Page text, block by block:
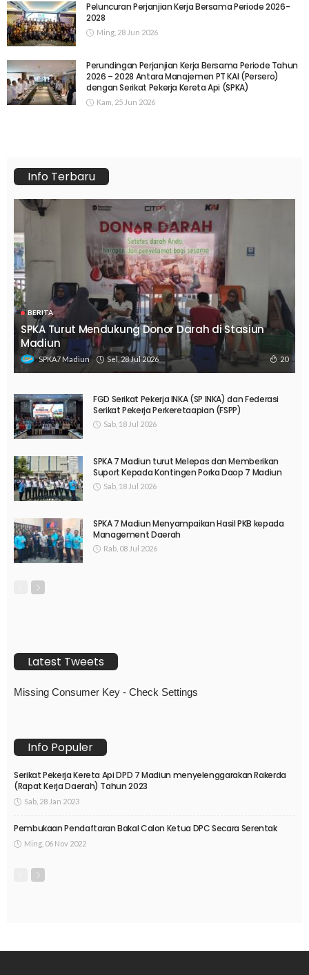
Peluncuran Perjanjian Kerja Bersama Periode 2026-
2028
Ming, 28 Jun 2026
Perundingan Perjanjian Kerja Bersama Periode Tahun
2026 – 2028 Antara Manajemen PT KAI (Persero)
dengan Serikat Pekerja Kereta Api (SPKA)
Kam, 25 Jun 2026
Info Terbaru
BERITA
SPKA Turut Mendukung Donor Darah di Stasiun
Madiun
SPKA7 Madiun Sel, 28 Jul 2026 20
FGD Serikat Pekerja INKA (SP INKA) dan Federasi
Serikat Pekerja Perkeretaapian (FSPP)
Sab, 18 Jul 2026
SPKA 7 Madiun turut Melepas dan Memberikan
Suport Kepada Kontingen Porka Daop 7 Madiun
Sab, 18 Jul 2026
SPKA 7 Madiun Menyampaikan Hasil PKB kepada
Management Daerah
Rab, 08 Jul 2026
Latest Tweets
Missing Consumer Key - Check Settings
Info Populer
Serikat Pekerja Kereta Api DPD 7 Madiun menyelenggarakan Rakerda
(Rapat Kerja Daerah) Tahun 2023
Sab, 28 Jan 2023
Pembukaan Pendaftaran Bakal Calon Ketua DPC Secara Serentak
Ming, 06 Nov 2022